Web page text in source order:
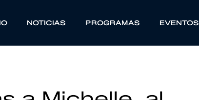
NOTICIAS PROGRAMAS EVENTOS